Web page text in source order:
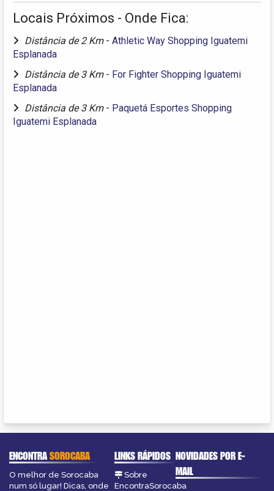
Locais Próximos - Onde Fica:
Distância de 2 Km - Athletic Way Shopping Iguatemi
Esplanada
Distância de 3 Km - For Fighter Shopping Iguatemi
Esplanada
Distância de 3 Km - Paquetá Esportes Shopping
Iguatemi Esplanada
ENCONTRASOROCABA
O melhor de Sorocaba
num só lugar! Dicas, onde
LINKS RÁPIDOS
Sobre
EncontraSorocaba
NOVIDADES POR E-
MAIL